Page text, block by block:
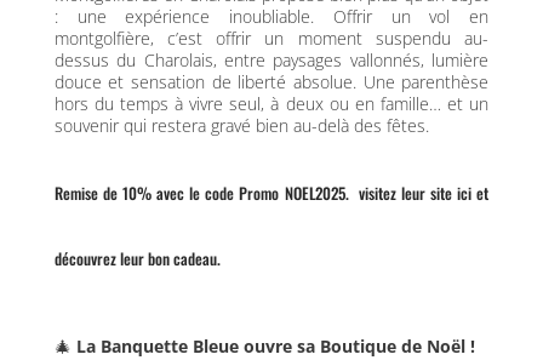
: une expérience inoubliable. Offrir un vol en
montgolfière, c’est offrir un moment suspendu au-
dessus du Charolais, entre paysages vallonnés, lumière
douce et sensation de liberté absolue. Une parenthèse
hors du temps à vivre seul, à deux ou en famille… et un
souvenir qui restera gravé bien au-delà des fêtes.
Remise de 10% avec le code Promo NOEL2025. visitez leur site ici et
découvrez leur bon cadeau.
🎄 La Banquette Bleue ouvre sa Boutique de Noël !